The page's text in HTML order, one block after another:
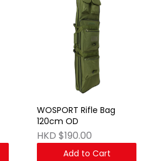
WOSPORT Rifle Bag
120cm OD
HKD $190.00
Add to Cart